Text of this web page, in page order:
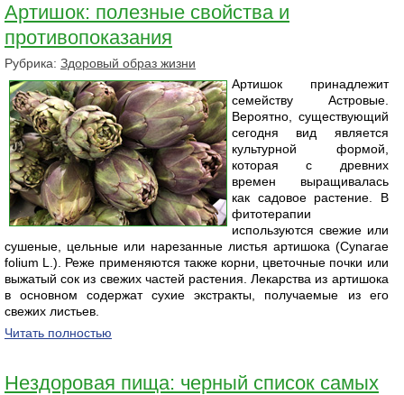
Артишок: полезные свойства и
противопоказания
Рубрика: Здоровый образ жизни
Артишок принадлежит
семейству Астровые.
Вероятно, существующий
сегодня вид является
культурной формой,
которая с древних
времен выращивалась
как садовое растение. В
фитотерапии
используются свежие или
сушеные, цельные или нарезанные листья артишока (Cynarae
folium L.). Реже применяются также корни, цветочные почки или
выжатый сок из свежих частей растения. Лекарства из артишока
в основном содержат сухие экстракты, получаемые из его
свежих листьев.
Читать полностью
Нездоровая пища: черный список самых